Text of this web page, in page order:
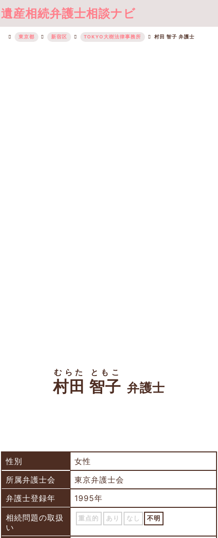
遺産相続弁護士相談ナビ
東京都 新宿区 TOKYO大樹法律事務所 村田 智子 弁護士
村田 智子
むらた ともこ
弁護士
性別
女性
所属弁護士会
東京弁護士会
弁護士登録年
1995年
相続問題の取扱
い
重点的 あり なし 不明